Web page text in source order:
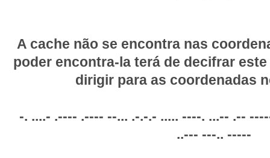
A cache não se encontra nas
poder encontra-la terá de decifrar
dirigir para as coordenadas
-. ....- .---- .---- --... .-.-.- ..... ----. ...-- .--
..--- ---.. -----